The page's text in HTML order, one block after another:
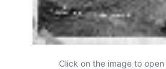
Click on the image to